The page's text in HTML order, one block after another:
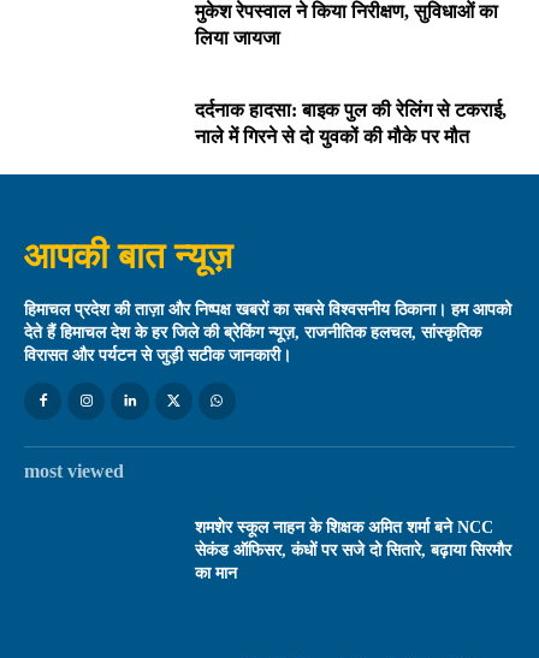
मुकेश रेपस्वाल ने किया निरीक्षण, सुविधाओं का
लिया जायजा
दर्दनाक हादसा: बाइक पुल की रेलिंग से टकराई,
नाले में गिरने से दो युवकों की मौके पर मौत
आपकी बात न्यूज़
हिमाचल प्रदेश की ताज़ा और निष्पक्ष खबरों का सबसे विश्वसनीय ठिकाना। हम आपको
देते हैं हिमाचल देश के हर जिले की ब्रेकिंग न्यूज़, राजनीतिक हलचल, सांस्कृतिक
विरासत और पर्यटन से जुड़ी सटीक जानकारी।
most viewed
शमशेर स्कूल नाहन के शिक्षक अमित शर्मा बने NCC
सेकंड ऑफिसर, कंधों पर सजे दो सितारे, बढ़ाया सिरमौर
का मान